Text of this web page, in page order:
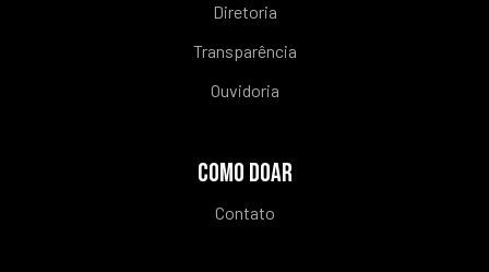
Diretoria
Transparência
Ouvidoria
COMO DOAR
Contato